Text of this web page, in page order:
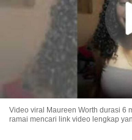
Video viral Maureen Worth durasi 6
ramai mencari link video lengkap